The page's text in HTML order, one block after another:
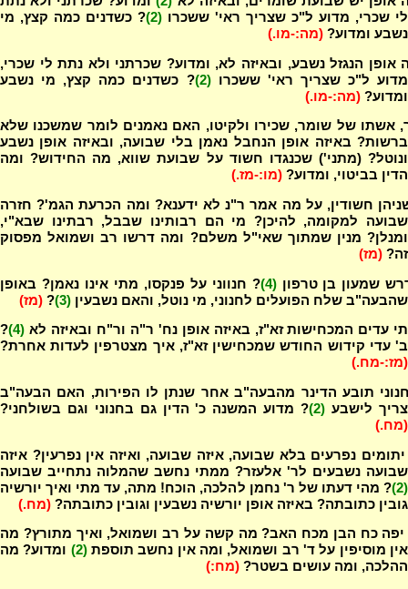
לי שכרי, מדוע ל"כ שצריך ראי' ששכרו (2)
? כשדנים כמה קצץ, מי
נשבע ומדוע? (מה:-מו.)
אופן הנגזל נשבע, ובאיזה לא, ומדוע? שכרתני ולא נתת לי שכרי,
מדוע ל"כ שצריך ראי' ששכרו(2)
? כשדנים כמה קצץ, מי נשבע
ומדוע? (מה:-מו.)
אשתו של שומר, שכירו ולקיטו, האם נאמנים לומר שמשכנו שלא
ברשות? באיזה אופן הנחבל נאמן בלי שבועה, ובאיזה אופן נשבע
ונוטל? (מתני') שכנגדו חשוד על שבועת שווא, מה החידוש? ומה
הדין בביטוי, ומדוע? (מו:-מז.)
חשודין, על מה אמר ר"נ לא ידענא? ומה הכרעת הגמ'? חזרה
שבועה למקומה, להיכן? מי הם רבותינו שבבל, רבתינו שבא"י,
ומנלן? מנין שמתוך שאי"ל משלם? ומה דרשו רב ושמואל מפסוק
זה? (מז)
שמעון בן טרפון(4)
? חנווני על פנקסו, מתי אינו נאמן? באופן
שהבעה"ב שלח הפועלים לחנוני, מי נוטל, והאם נשבעין (3)
? (מז)
עדים המכחישות זא"ז, באיזה אופן נח' ר"ה ור"ח ובאיזה לא (4)
?
ב' עדי קידוש החודש שמכחישין זא"ז, איך מצטרפין לעדות אחרת?
(מז:-מח.)
תובע הדינר מהבעה"ב אחר שנתן לו הפירות, האם הבעה"ב
צריך לישבע (2)
? מדוע המשנה כ' הדין גם בחנוני וגם בשולחני?
(מח.)
יתומים נפרעים בלא שבועה, איזה שבועה, ואיזה אין נפרעין? איזה
שבועה נשבעים לר' אלעזר? ממתי נחשב שהמלוה נתחייב שבועה
(2)
? מהי דעתו של ר' נחמן להלכה, הוכח! מתה, עד מתי ואיך יורשיה
גובין כתובתה? באיזה אופן יורשיה נשבעין וגובין כתובתה? (מח.)
כח הבן מכח האב? מה קשה על רב ושמואל, ואיך מתורץ? מה
אין מוסיפין על ד' רב ושמואל, ומה אין נחשב תוספת(2)
ומדוע? מה
ההלכה, ומה עושים בשטר? (מח:)